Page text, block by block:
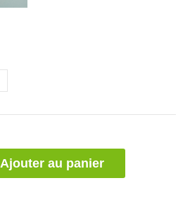
Ajouter au panier